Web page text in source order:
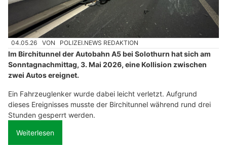
04.05.26 VON POLIZEI.NEWS REDAKTION
Im Birchitunnel der Autobahn A5 bei Solothurn hat sich am
Sonntagnachmittag, 3. Mai 2026, eine Kollision zwischen
zwei Autos ereignet.
Ein Fahrzeuglenker wurde dabei leicht verletzt. Aufgrund
dieses Ereignisses musste der Birchitunnel während rund drei
Stunden gesperrt werden.
Weiterlesen